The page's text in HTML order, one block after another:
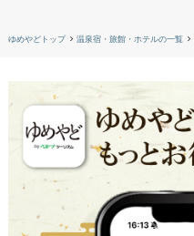
ゆめやどトップ 温泉宿・旅館・ホテルの一覧